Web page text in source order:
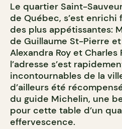
Le quartier Saint-
de Québec, s’est enrichi
des plus appétissantes:
de Guillaume St-Pierre
Alexandra Roy et
l’adresse s’est
incontournables de la
d’ailleurs été
du guide Michelin, une
pour cette table d’un
effervescence.